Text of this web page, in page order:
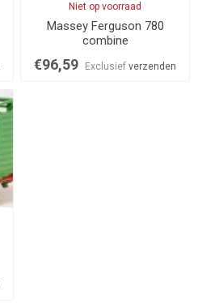
Niet op voorraad
Massey Ferguson 780
combine
€96,59 Exclusiefverzenden